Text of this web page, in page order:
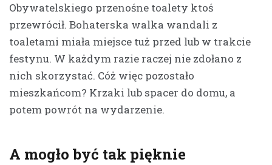
Obywatelskiego przenośne toalety ktoś
przewrócił. Bohaterska walka wandali z
toaletami miała miejsce tuż przed lub w trakcie
festynu. W każdym razie raczej nie zdołano z
nich skorzystać. Cóż więc pozostało
mieszkańcom? Krzaki lub spacer do domu, a
potem powrót na wydarzenie.
A mogło być tak pięknie